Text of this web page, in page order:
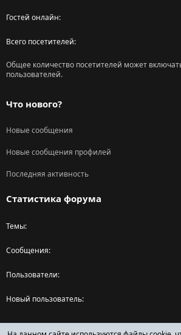
Гостей онлайн
Всего посетителей
Общее количество посетителей может
пользователей.
Что нового?
Новые сообщения
Новые сообщения профилей
Последняя активность
Статистика форума
Темы
Сообщения
Пользователи
Новый пользователь
Поделиться страницей